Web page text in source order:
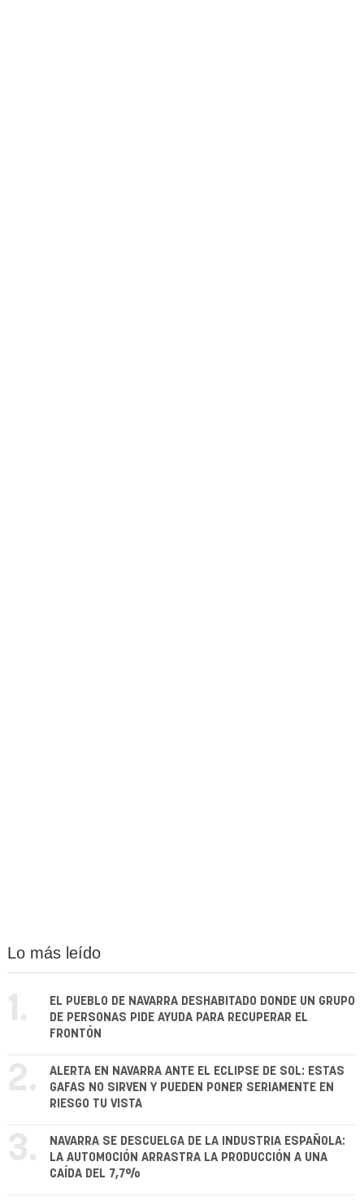
Lo más leído
1.
EL PUEBLO DE NAVARRA DESHABITADO DONDE UN GRUPO
DE PERSONAS PIDE AYUDA PARA RECUPERAR EL
FRONTÓN
2.
ALERTA EN NAVARRA ANTE EL ECLIPSE DE SOL: ESTAS
GAFAS NO SIRVEN Y PUEDEN PONER SERIAMENTE EN
RIESGO TU VISTA
3.
NAVARRA SE DESCUELGA DE LA INDUSTRIA ESPAÑOLA:
LA AUTOMOCIÓN ARRASTRA LA PRODUCCIÓN A UNA
CAÍDA DEL 7,7%